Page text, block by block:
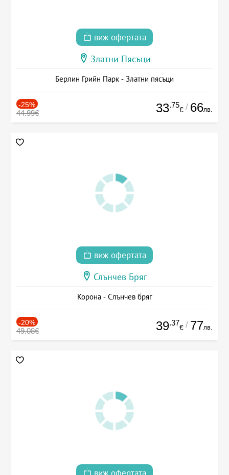
виж офертата
Златни Пясъци
Берлин Грийн Парк - Златни пясъци
-25%
44.99€ 33.75
€ / 66лв.
виж офертата
Слънчев Бряг
Корона - Слънчев бряг
-20%
49.08€ 39.37
€ / 77лв.
виж офертата